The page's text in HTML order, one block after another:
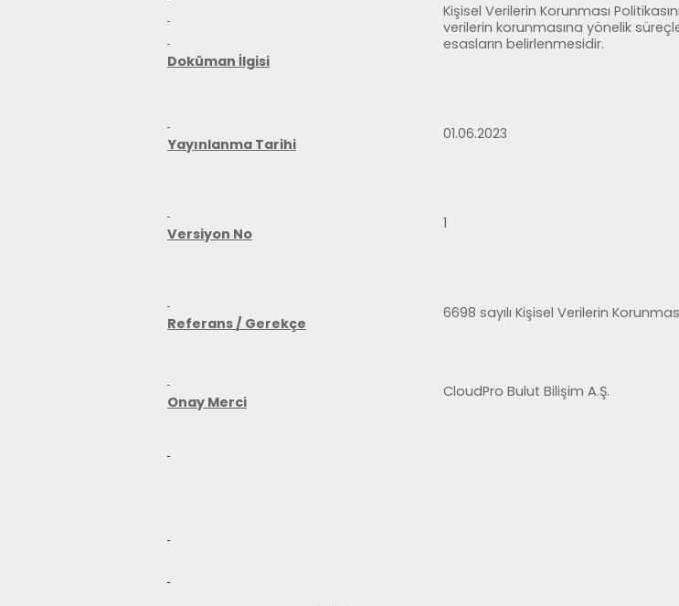
Doküman İlgisi
Kişisel Verilerin Korunması
verilerin korunmasına yönelik
esasların belirlenmesidir.
Yayınlanma Tarihi
01.06.2023
Versiyon No
1
Referans / Gerekçe
6698 sayılı Kişisel Verilerin
Onay Merci
CloudPro Bulut Bilişim A.Ş.